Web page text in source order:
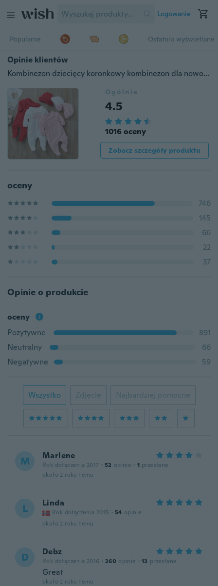
Logowanie
Popularne Ostatnio wyświetlane
Opinie klientów
Kombinezon dziecięcy koronkowy kombinezon dla noworodka z czapką Śpiwór Odzież niemowlęca dla niemowląt
Ogólnie
4.5
1016 oceny
Zobacz szczegóły produktu
oceny
746
145
66
22
37
Opinie o produkcie
oceny
Pozytywne
891
Neutralny
66
Negatywne
59
Wszystko Zdjęcie Najbardziej pomocne
M Marlene
Rok dołączenia 2017 · 52 opinie · 1 przesłane
około 2 roku temu
L Linda
Rok dołączenia 2015 · 54 opinie
około 2 roku temu
D Debz
Rok dołączenia 2016 · 260 opinie · 13 przesłane
Great
około 2 roku temu